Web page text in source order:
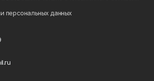
персональных данных